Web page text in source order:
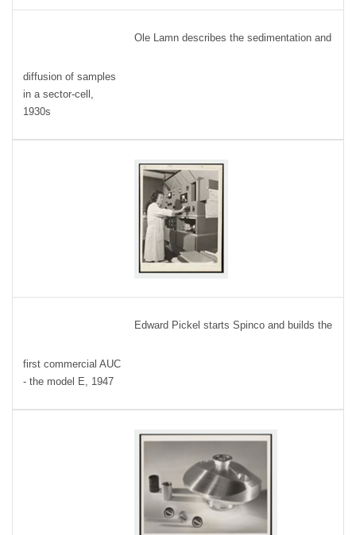
Ole Lamn describes the sedimentation and
diffusion of samples
in a sector-cell,
1930s
Edward Pickel starts Spinco and builds the
first commercial AUC
- the model E, 1947